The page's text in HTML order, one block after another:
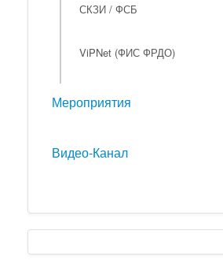
СКЗИ / ФСБ
ViPNet (ФИС ФРДО)
Мероприятия
Видео-Канал